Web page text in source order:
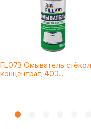
FL073 Омыватель стёкол
концентрат, 400...